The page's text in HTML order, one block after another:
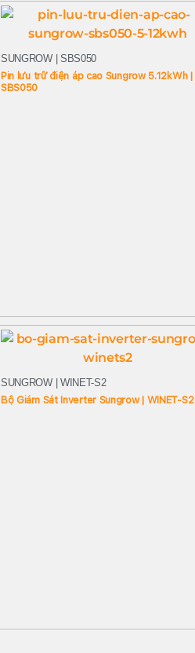
SUNGROW | SBS050
Pin lưu trữ điện áp cao Sungrow 5.12kWh |
SBS050
SUNGROW | WINET-S2
Bộ Giám Sát Inverter Sungrow | WINET-S2